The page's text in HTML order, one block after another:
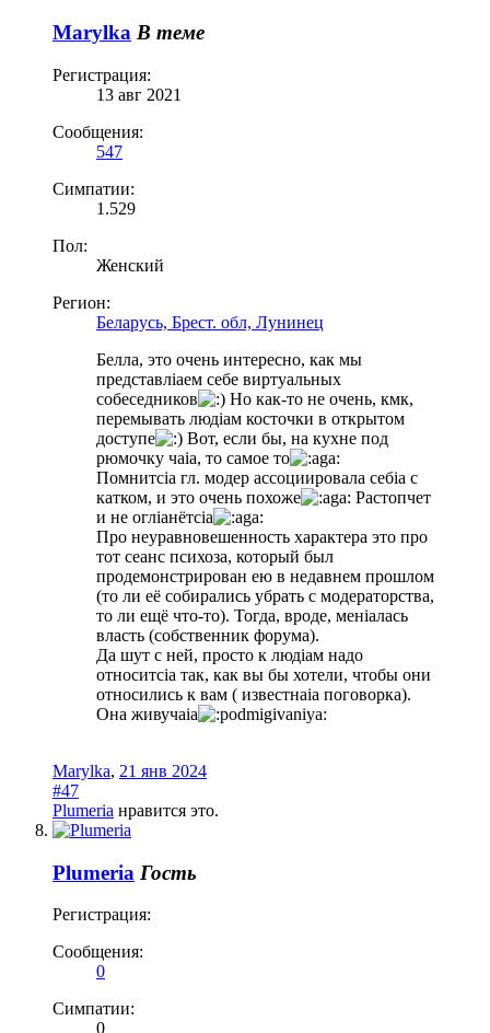
Marylka В теме
Регистрация:
13 авг 2021
Сообщения:
547
Симпатии:
1.529
Пол:
Женский
Регион:
Беларусь, Брест. обл, Лунинец
Белла, это очень интересно, как мы
представлiaем себе виртуальных
собеседников
Но как-то не очень, кмк,
перемывать людiaм косточки в открытом
доступе
Вот, если бы, на кухне под
рюмочку чаia, то самое то
Помнитсia гл. модер ассоциировала себia с
катком, и это очень похоже
Растопчет
и не оглiaнётсia
Про неуравновешенность характера это про
тот сеанс психоза, который был
продемонстрирован ею в недавнем прошлом
(то ли её собирались убрать с модераторства,
то ли ещё что-то). Тогда, вроде, менiaлась
власть (собственник форума).
Да шут с ней, просто к людiaм надо
относитсia так, как вы бы хотели, чтобы они
относились к вам ( известнаia поговорка).
Она живучаia
Marylka, 21 янв 2024
#47
Plumeria нравится это.
Plumeria Гость
Регистрация:
Сообщения:
0
Симпатии:
0